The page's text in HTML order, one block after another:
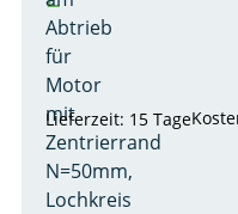
Abtrieb
für
Motor
mit
Zentrierrand
N=50mm,
Lochkreis
Lieferzeit: 15 Tage